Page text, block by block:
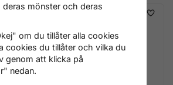
deras mönster och deras
om du tillåter alla cookies
cookies du tillåter och vilka du
genom att klicka på
nedan.